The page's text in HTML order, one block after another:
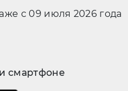
с 09 июля 2026 года
смартфоне